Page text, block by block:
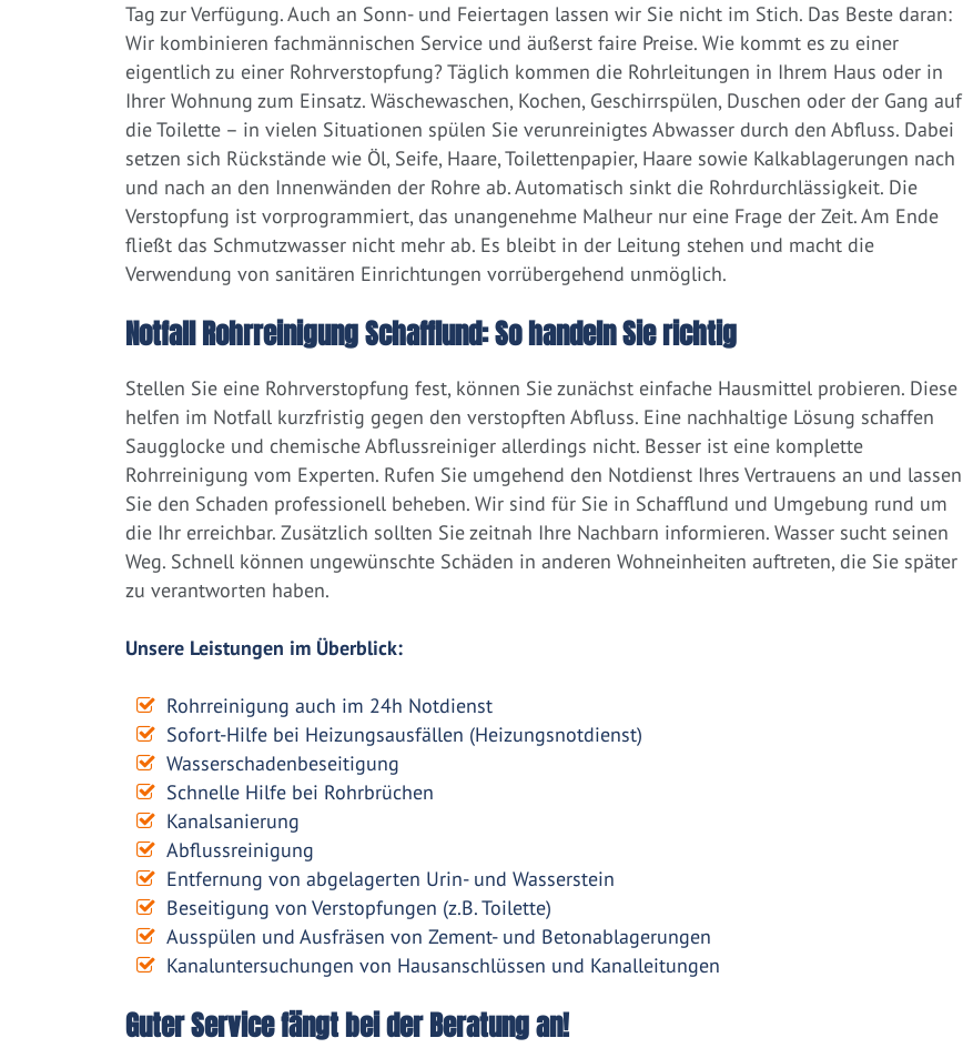
Tag zur Verfügung. Auch an Sonn- und Feiertagen lassen wir Sie nicht im Stich. Das Beste daran:
Wir kombinieren fachmännischen Service und äußerst faire Preise. Wie kommt es zu einer
eigentlich zu einer Rohrverstopfung? Täglich kommen die Rohrleitungen in Ihrem Haus oder in
Ihrer Wohnung zum Einsatz. Wäschewaschen, Kochen, Geschirrspülen, Duschen oder der Gang auf
die Toilette – in vielen Situationen spülen Sie verunreinigtes Abwasser durch den Abfluss. Dabei
setzen sich Rückstände wie Öl, Seife, Haare, Toilettenpapier, Haare sowie Kalkablagerungen nach
und nach an den Innenwänden der Rohre ab. Automatisch sinkt die Rohrdurchlässigkeit. Die
Verstopfung ist vorprogrammiert, das unangenehme Malheur nur eine Frage der Zeit. Am Ende
fließt das Schmutzwasser nicht mehr ab. Es bleibt in der Leitung stehen und macht die
Verwendung von sanitären Einrichtungen vorrübergehend unmöglich.
Notfall Rohrreinigung Schafflund: So handeln Sie richtig
Stellen Sie eine Rohrverstopfung fest, können Sie zunächst einfache Hausmittel probieren. Diese
helfen im Notfall kurzfristig gegen den verstopften Abfluss. Eine nachhaltige Lösung schaffen
Saugglocke und chemische Abflussreiniger allerdings nicht. Besser ist eine komplette
Rohrreinigung vom Experten. Rufen Sie umgehend den Notdienst Ihres Vertrauens an und lassen
Sie den Schaden professionell beheben. Wir sind für Sie in Schafflund und Umgebung rund um
die Ihr erreichbar. Zusätzlich sollten Sie zeitnah Ihre Nachbarn informieren. Wasser sucht seinen
Weg. Schnell können ungewünschte Schäden in anderen Wohneinheiten auftreten, die Sie später
zu verantworten haben.
Unsere Leistungen im Überblick:
Rohrreinigung auch im 24h Notdienst
Sofort-Hilfe bei Heizungsausfällen (Heizungsnotdienst)
Wasserschadenbeseitigung
Schnelle Hilfe bei Rohrbrüchen
Kanalsanierung
Abflussreinigung
Entfernung von abgelagerten Urin- und Wasserstein
Beseitigung von Verstopfungen (z.B. Toilette)
Ausspülen und Ausfräsen von Zement- und Betonablagerungen
Kanaluntersuchungen von Hausanschlüssen und Kanalleitungen
Guter Service fängt bei der Beratung an!